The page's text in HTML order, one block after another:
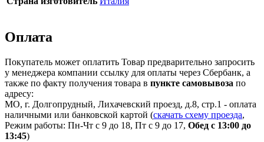
Оплата
Покупатель может оплатить Товар предварительно запросить
у менеджера компании ссылку для оплаты через Сбербанк, а
также по факту получения товара в пункте самовывоза по
адресу:
МО, г. Долгопрудный, Лихачевский проезд, д.8, стр.1 - оплата
наличными или банковской картой (скачать схему проезда,
Режим работы: Пн-Чт с 9 до 18, Пт с 9 до 17, Обед с 13:00 до
13:45)